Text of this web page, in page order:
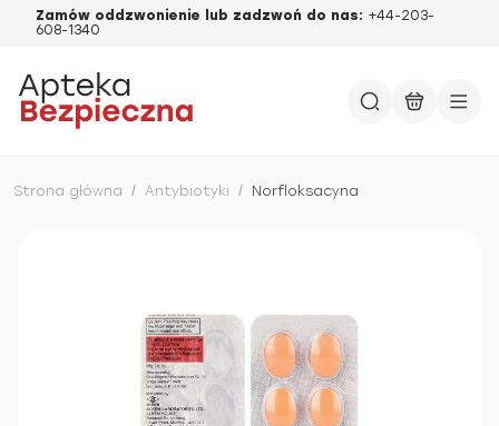
Zamów oddzwonienie lub zadzwoń do nas: +44-203-
608-1340
Strona główna / Antybiotyki / Norfloksacyna